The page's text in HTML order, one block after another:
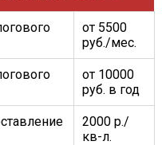
от 5500
руб./мес.
от 10000
руб. в год
2000 р./
кв-л.